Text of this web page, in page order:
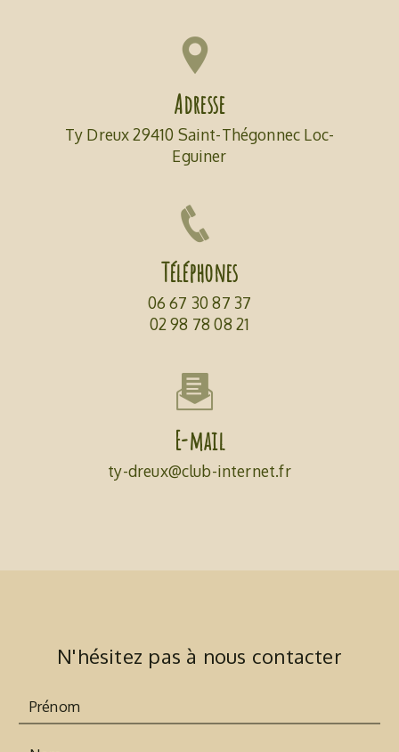
Adresse
Ty Dreux 29410 Saint-Thégonnec Loc-
Eguiner
Téléphones
06 67 30 87 37
02 98 78 08 21
E-mail
ty-dreux@club-internet.fr
N'hésitez pas à nous contacter